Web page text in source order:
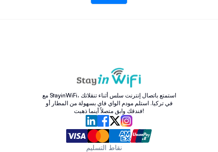
مع StayinWiFi، استمتع باتصال إنترنت سلس أثناء تنقلاتك
في تركيا. استلم مودم الواي فاي بسهولة من المطار أو
فندقك وابق متصلاً أينما ذهبت!
نقاط التسليم